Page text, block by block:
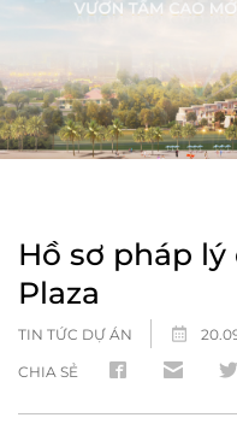
Hồ sơ pháp
Plaza
TIN TỨC DỰ ÁN
CHIA SẺ